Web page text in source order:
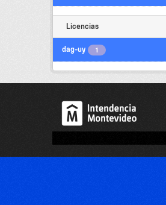
Licencias
dag-uy 1